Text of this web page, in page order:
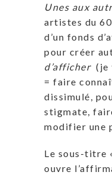
Unes aux
artistes du
d’un fonds
pour créer
d’afficher(je
= faire
dissimulé,
stigmate,
modifier une
Le sous-titre
ouvre